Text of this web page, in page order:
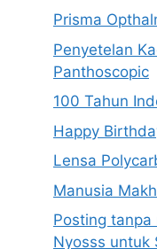
Prisma
Penyetelan
Panthoscopic
100 Tahun
Happy
Lensa
Manusia
Posting
Nyosss untuk